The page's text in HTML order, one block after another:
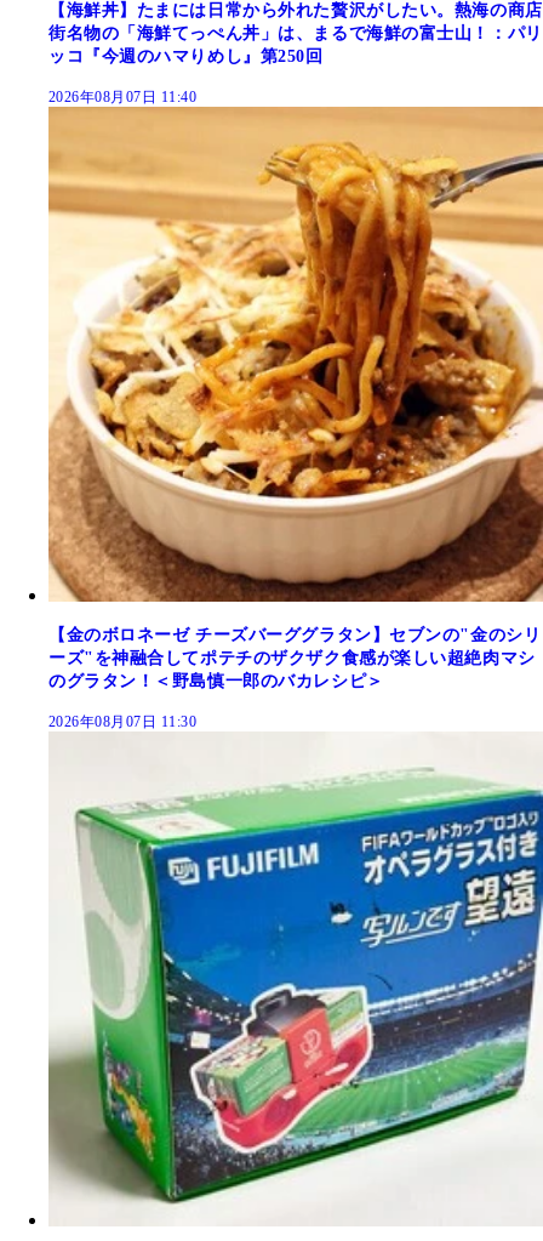
【海鮮丼】たまには日常から外れた贅沢がしたい。熱海の商店
街名物の「海鮮てっぺん丼」は、まるで海鮮の富士山！：パリ
ッコ『今週のハマりめし』第250回
2026年08月07日 11:40
【金のボロネーゼ チーズバーググラタン】セブンの"金のシリ
ーズ"を神融合してポテチのザクザク食感が楽しい超絶肉マシ
のグラタン！＜野島慎一郎のバカレシピ＞
2026年08月07日 11:30